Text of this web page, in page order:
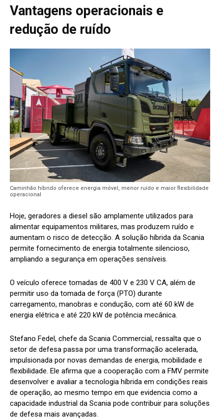
Vantagens operacionais e
redução de ruído
Caminhão híbrido oferece energia móvel, menor ruído e maior flexibilidade
operacional
Hoje, geradores a diesel são amplamente utilizados para
alimentar equipamentos militares, mas produzem ruído e
aumentam o risco de detecção. A solução híbrida da Scania
permite fornecimento de energia totalmente silencioso,
ampliando a segurança em operações sensíveis.
O veículo oferece tomadas de 400 V e 230 V CA, além de
permitir uso da tomada de força (PTO) durante
carregamento, manobras e condução, com até 60 kW de
energia elétrica e até 220 kW de potência mecânica.
Stefano Fedel, chefe da Scania Commercial, ressalta que o
setor de defesa passa por uma transformação acelerada,
impulsionada por novas demandas de energia, mobilidade e
flexibilidade. Ele afirma que a cooperação com a FMV permite
desenvolver e avaliar a tecnologia híbrida em condições reais
de operação, ao mesmo tempo em que evidencia como a
capacidade industrial da Scania pode contribuir para soluções
de defesa mais avançadas.